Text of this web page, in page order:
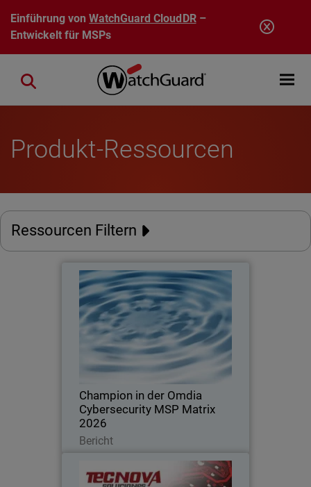
Direkt zum Inhalt
Einführung vonWatchGuard CloudDR–
Entwickelt für MSPs
Open
Close search
Produkt-Ressourcen
Ressourcen Filtern
Champion in der Omdia
Cybersecurity MSP Matrix
2026
Bericht
Champion in der Omdia
Cybersecurity MSP Matrix 2026
Ausgezeichnet für Führungsstärke,
Innovation und die Definition von
Standards im globalen MSP-
Cybersicherheitsmarkt
Tecnova Soluciones S.A